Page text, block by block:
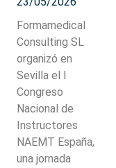
Formamedical
Consulting SL
organizó en
Sevilla el I
Congreso
Nacional de
Instructores
NAEMT España,
una jornada